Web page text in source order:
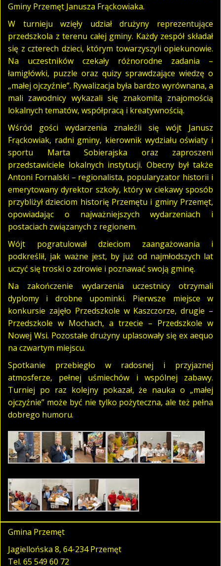
Gminy Przemęt Janusza Frąckowiaka.
W turnieju wzięły udział drużyny reprezentujące
przedszkola z terenu całej gminy. Każdy zespół składał
się z czterech dzieci, którym towarzyszyli opiekunowie.
Na uczestników czekały różnorodne zadania –
łamigłówki, puzzle oraz quizy sprawdzające wiedzę o
„małej ojczyźnie”. Rywalizacja była bardzo wyrównana, a
mali zawodnicy wykazali się znakomitą znajomością
lokalnych tematów, współpracą i kreatywnością.
Wśród gości wydarzenia znaleźli się wójt Janusz
Frąckowiak, radni gminy, kierownik wydziału oświaty i
sportu Marta Sobierajska oraz zaproszeni
przedstawiciele lokalnych instytucji. Obecny był także
Antoni Fornalski – regionalista, popularyzator historii i
emerytowany dyrektor szkoły, który w ciekawy sposób
przybliżył dzieciom historię Przemętu i gminy Przemęt,
opowiadając o najważniejszych wydarzeniach i
postaciach związanych z regionem.
Wójt pogratulował dzieciom zaangażowania i
podkreślił, jak ważne jest, by już od najmłodszych lat
uczyć się troski o zdrowie i poznawać swoją gminę.
Na zakończenie wydarzenia uczestnicy otrzymali
dyplomy i drobne upominki. Pierwsze miejsce w
konkursie zajęło Przedszkole w Kaszczorze, drugie –
Przedszkole w Mochach, a trzecie – Przedszkole w
Nowej Wsi. Pozostałe drużyny uplasowały się ex aequo
na czwartym miejscu.
Spotkanie przebiegło w radosnej i przyjaznej
atmosferze, pełnej uśmiechów i wspólnej zabawy.
Turniej po raz kolejny pokazał, że nauka o „małej
ojczyźnie” może być nie tylko pożyteczna, ale też pełna
dobrego humoru.
Gmina Przemęt
Jagiellońska 8, 64-234 Przemęt
Tel. 65 549 60 72